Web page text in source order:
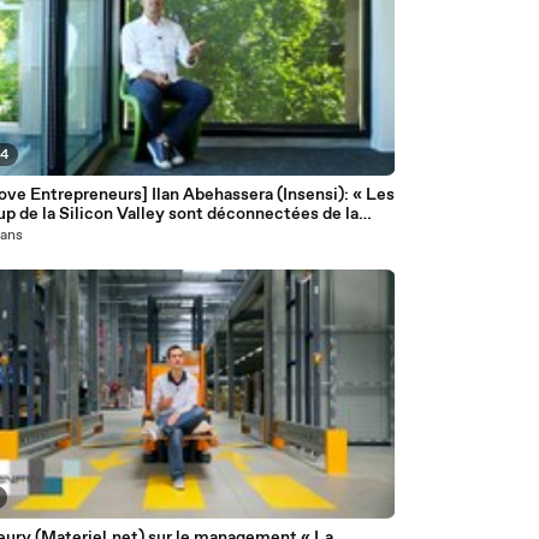
Entrepreneurs] Ilan Abehassera (Insensi): « Les
de la Silicon Valley sont déconnectées de la
»